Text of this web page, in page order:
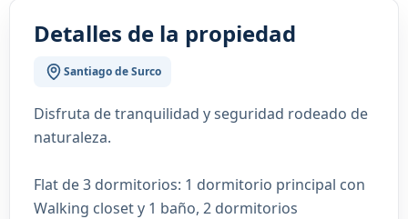
Detalles de la propiedad
Santiago de Surco
Disfruta de tranquilidad y seguridad rodeado de
naturaleza.
Flat de 3 dormitorios: 1 dormitorio principal con
Walking closet y 1 baño, 2 dormitorios